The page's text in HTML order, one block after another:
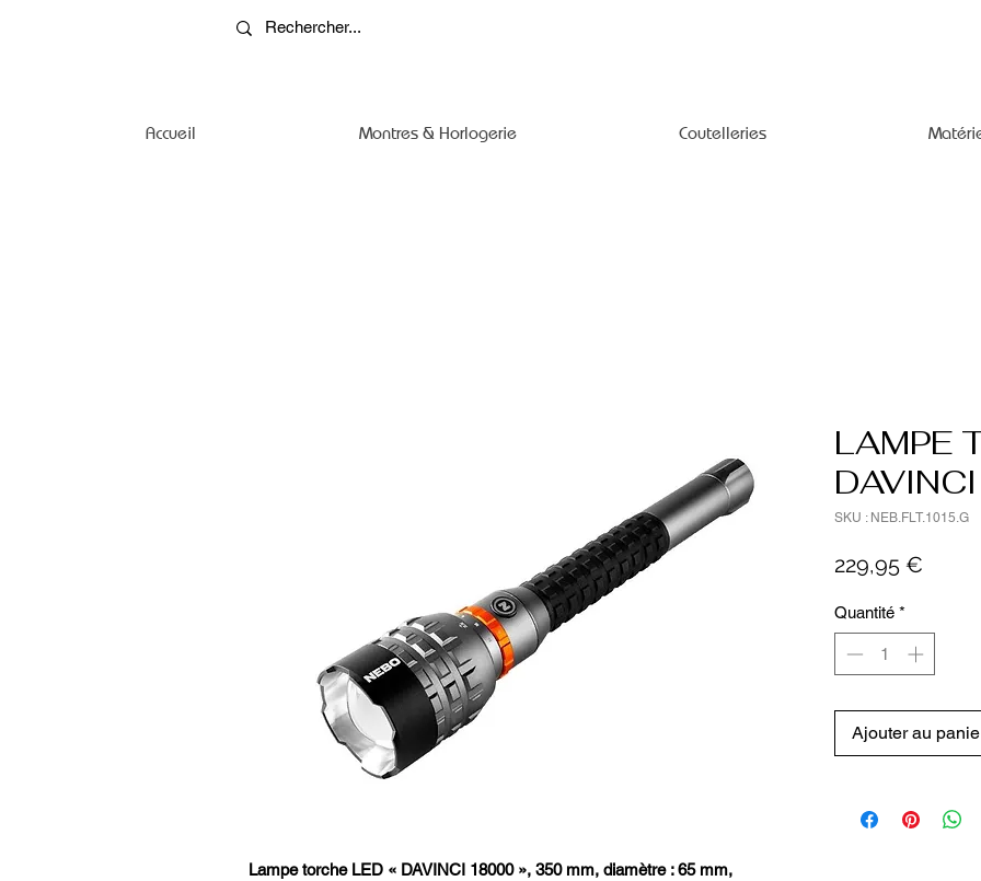
Accueil Montres & Horlogerie Coutelleries
Lampe torche LED « DAVINCI 18000 », 350 mm, diamètre : 65 mm,
LAMPE
SKU : NEB.FLT.1015.G
229,95 €
Quantité *
Ajouter au